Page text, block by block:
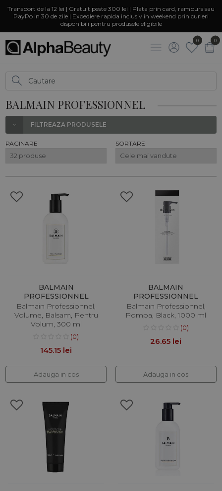
Transport de la 12 lei | Gratuit peste 300 lei | Plata prin card, ramburs sau
PayPo in 30 de zile | Expediere rapida inclusiv in weekend prin curieri
disponibili pentru produsele eligibile
0 0
BALMAIN PROFESSIONNEL
FILTREAZA PRODUSELE
PAGINARE SORTARE
BALMAIN
PROFESSIONNEL
Balmain Professionnel,
Volume, Balsam, Pentru
Volum, 300 ml
(0)
145.15 lei
Adauga in cos
BALMAIN
PROFESSIONNEL
Balmain Professionnel,
Pompa, Black, 1000 ml
(0)
26.65 lei
Adauga in cos